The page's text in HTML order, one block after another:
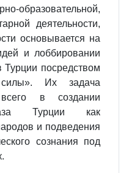
образовательной,
деятельности,
основывается на
и лоббировании
Турции посредством
Их задача
в создании
Турции как
и подведения
сознания под